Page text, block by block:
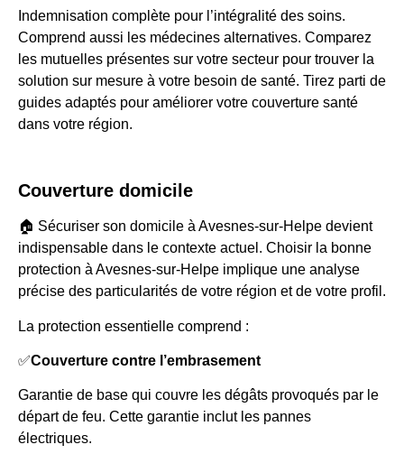
Indemnisation complète pour l’intégralité des soins.
Comprend aussi les médecines alternatives. Comparez
les mutuelles présentes sur votre secteur pour trouver la
solution sur mesure à votre besoin de santé. Tirez parti de
guides adaptés pour améliorer votre couverture santé
dans votre région.
Couverture domicile
🏠 Sécuriser son domicile à Avesnes-sur-Helpe devient
indispensable dans le contexte actuel. Choisir la bonne
protection à Avesnes-sur-Helpe implique une analyse
précise des particularités de votre région et de votre profil.
La protection essentielle comprend :
✅Couverture contre l’embrasement
Garantie de base qui couvre les dégâts provoqués par le
départ de feu. Cette garantie inclut les pannes
électriques.